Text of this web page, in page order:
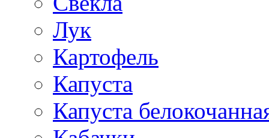
Лук
Картофель
Капуста
Капуста